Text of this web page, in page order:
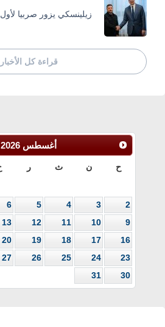
زيلينسكي يزور صربيا
قراءة كل الأخبار
أغسطس 2026
ح ن ث ر
2
3
4
5
6
9
10
11
12
13
16
17
18
19
20
23
24
25
26
27
30
31